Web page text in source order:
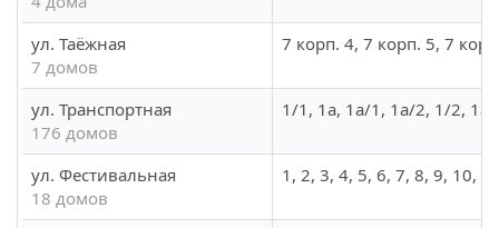
ул. Таёжная
7 домов
7 корп. 4, 7 корп. 5, 7
ул. Транспортная
176 домов
1/1, 1а, 1а/1, 1а/2, 1/2,
ул. Фестивальная
18 домов
1, 2, 3, 4, 5, 6, 7, 8, 9, 10,